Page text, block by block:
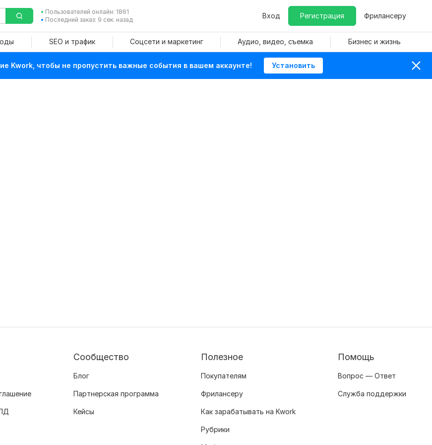
Пользователей онлайн: 1861
Последний заказ: 9 сек. назад
Вход Регистрация Фрилансеру
SEO и трафик Соцсети и маркетинг Аудио, видео, съемка Бизнес и жизнь
Kwork, чтобы не пропустить важные события в вашем аккаунте! Установить
Сообщество
Блог
Партнерская программа
Кейсы
Полезное
Покупателям
Фрилансеру
Как зарабатывать на Kwork
Рубрики
Помощь
Вопрос — Ответ
Служба поддержки